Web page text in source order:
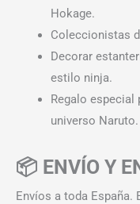
Hokage.
Coleccionistas
Decorar
estilo ninja.
Regalo especial
universo Naruto.
📦 ENVÍO Y
Envíos a toda España.